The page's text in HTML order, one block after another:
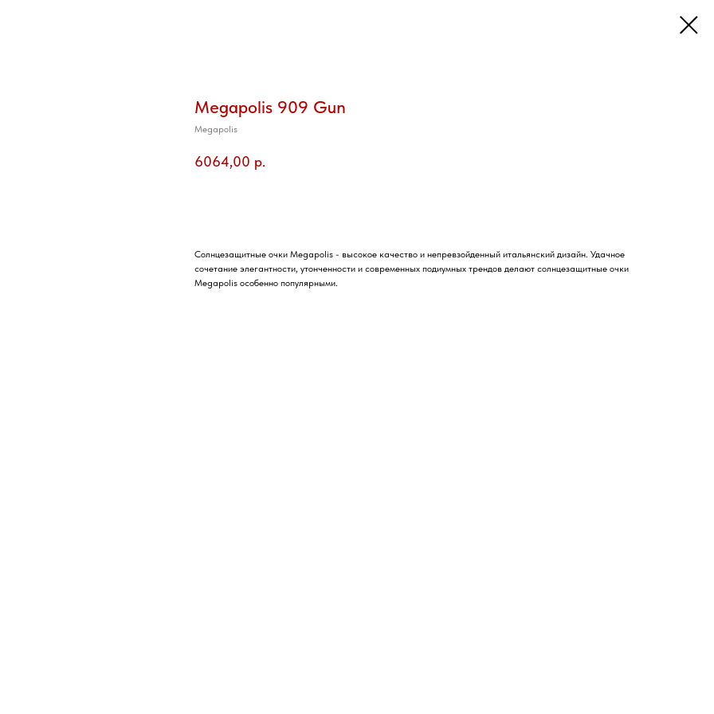
Megapolis 909 Gun
Megapolis
6064,00 р.
Солнцезащитные очки Megapolis - высокое качество и непревзойденный итальянский дизайн. Удачное
сочетание элегантности, утонченности и современных подиумных трендов делают солнцезащитные очки
Megapolis особенно популярными.